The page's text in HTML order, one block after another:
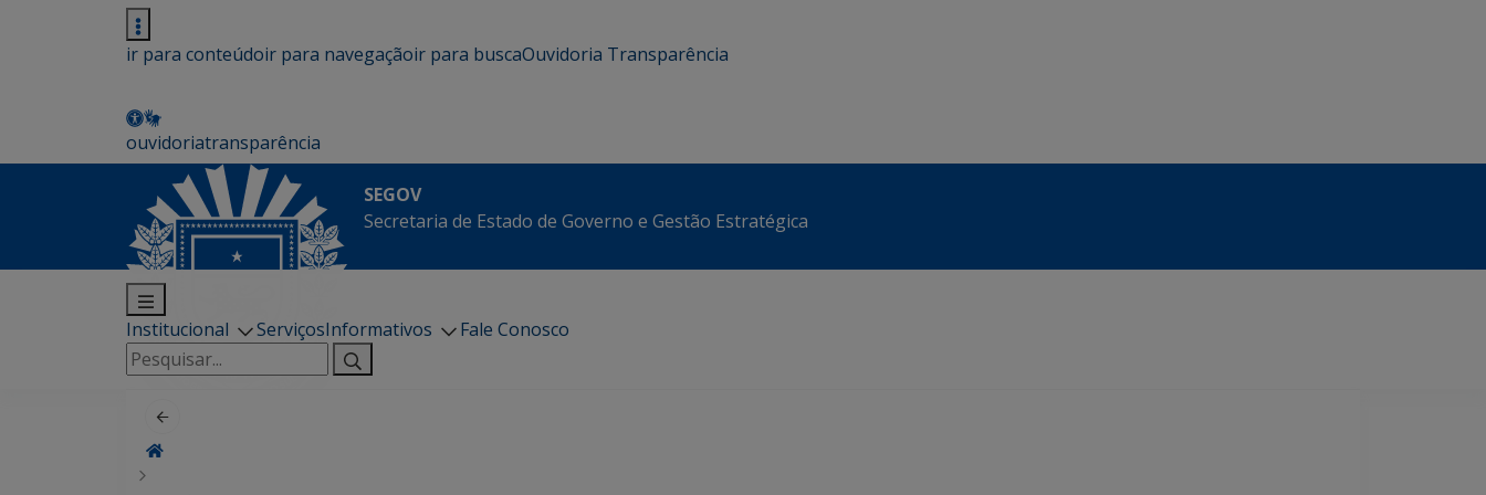
ir para conteúdoir para navegaçãoir para buscaOuvidoria Transparência
ouvidoriatransparência
SEGOV
Secretaria de Estado de Governo e Gestão Estratégica
Institucional ServiçosInformativos
Fale Conosco
Pesquisar
por: